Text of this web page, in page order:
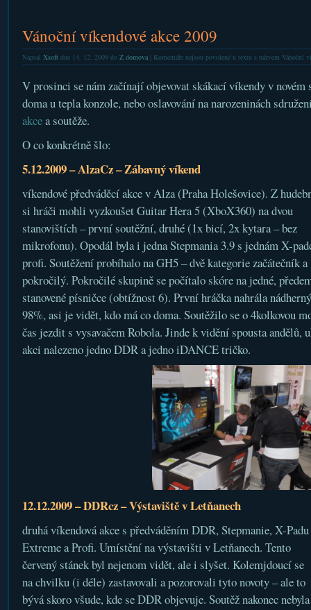
Vánoční víkendové akce 2009
Napsal Xsoftdne 14. 12. 2009 do Z domova| Komentáře nejsou povolenéu textu s názvem Vánoční
V prosinci se nám začínají objevovat skákací víkendy v novém
doma u tepla konzole, nebo oslavování na narozeninách
akcea soutěže.
O co konkrétně šlo:
5.12.2009 – AlzaCz – Zábavný víkend
víkendové předváděcí akce v Alza (Praha Holešovice). Z
si hráči mohli vyzkoušet Guitar Hera 5 (XboX360) na dvou
stanovištích – první soutěžní, druhé (1x bicí, 2x kytara – bez
mikrofonu). Opodál byla i jedna Stepmania 3.9 s jednám X-
profi. Soutěžení probíhalo na GH5 – dvě kategorie začátečník a
pokročilý. Pokročilé skupině se počítalo skóre na jedné,
stanovené písničce (obtížnost 6). První hráčka nahrála
98%, asi je vidět, kdo má co doma. Soutěžilo se o 4kolkovou
čas jezdit s vysavačem Robola. Jinde k vidění spousta andělů,
akci nalezeno jedno DDR a jedno iDANCE tričko.
12.12.2009 – DDRcz – Výstaviště v Letňanech
druhá víkendová akce s předváděním DDR, Stepmanie, X-Padu
Extreme a Profi. Umístění na výstavišti v Letňanech. Tento
červený stánek byl nejenom vidět, ale i slyšet. Kolemjdoucí se
na chvilku (i déle) zastavovali a pozorovali tyto novoty – ale to
bývá skoro všude, kde se DDR objevuje. Soutěž nakonec nebyla